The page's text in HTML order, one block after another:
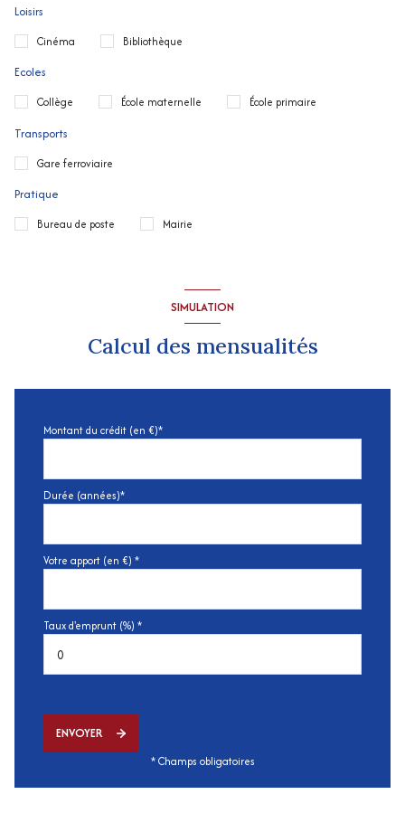
Loisirs
Cinéma Bibliothèque
Ecoles
Collège École maternelle École primaire
Transports
Gare ferroviaire
Pratique
Bureau de poste Mairie
SIMULATION
Calcul des mensualités
Montant du crédit (en €)*
Durée (années)*
Votre apport (en €) *
Taux d'emprunt (%) *
ENVOYER
* Champs obligatoires